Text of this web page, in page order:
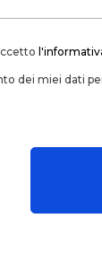
dei miei dati